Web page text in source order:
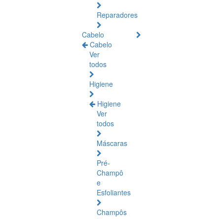
Reparadores
Cabelo
Cabelo
Ver
todos
Higiene
Higiene
Ver
todos
Máscaras
Pré-
Champô
e
Esfoliantes
Champôs